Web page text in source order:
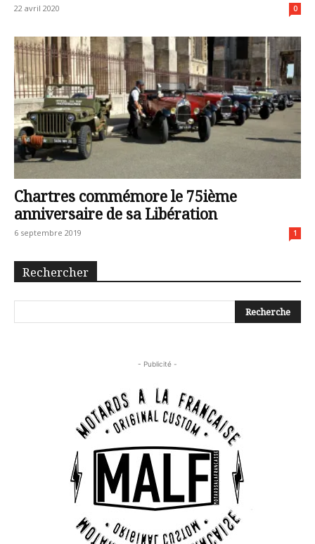
22 avril 2020 0
Chartres commémore le 75ième
anniversaire de sa Libération
6 septembre 2019 1
Rechercher
- Publicité -